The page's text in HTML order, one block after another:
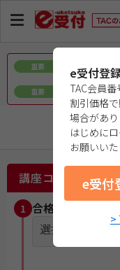
e受付登
TAC会員番
割引価格
場合があり
はじめに
お願いいた
e受付
>
重要
令和8年熊本
について
重要 ｅ会員証／ｅ
１
講座コース選択
1 合格目標年度を選
選択してくだ